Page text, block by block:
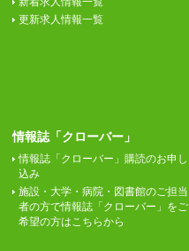
更新求人情報一覧
情報誌「クローバー」
情報誌「クローバー」購読のお申し
込み
施設・大学・病院・図書館のご担当
者の方で情報誌「クローバー」をご
希望の方はこちらから